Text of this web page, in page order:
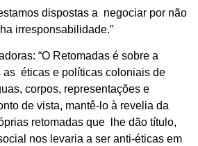
dispostas a negociar por não
irresponsabilidade.”
“O Retomadas é sobre a
as éticas e políticas coloniais de
corpos, representações e
de vista, mantê-lo à revelia da
retomadas que lhe dão título,
nos levaria a ser anti-éticas em